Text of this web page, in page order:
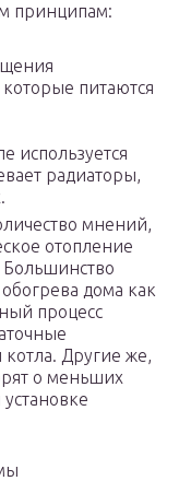
принципам:
которые питаются
используется
радиаторы,
мнений,
отопление
Большинство
дома как
процесс
Другие же,
о меньших